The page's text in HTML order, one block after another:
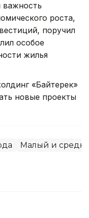
важность
роста,
поручил
особое
жилья
«Байтерек»
новые проекты
Малый и